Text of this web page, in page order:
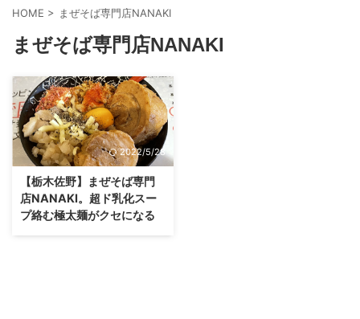
HOME > まぜそば専門店NANAKI
まぜそば専門店NANAKI
2022/5/28
【栃木佐野】まぜそば専門
店NANAKI。超ド乳化スー
プ絡む極太麺がクセになる